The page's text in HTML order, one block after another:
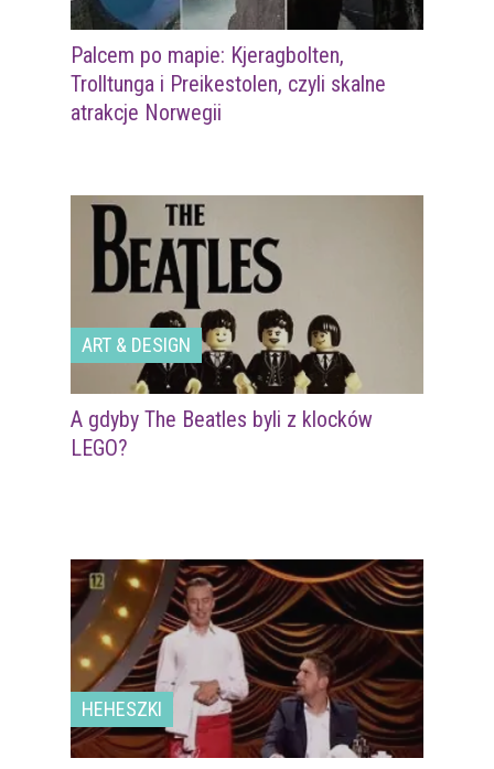
Palcem po mapie: Kjeragbolten,
Trolltunga i Preikestolen, czyli skalne
atrakcje Norwegii
ART & DESIGN
A gdyby The Beatles byli z klocków
LEGO?
HEHESZKI